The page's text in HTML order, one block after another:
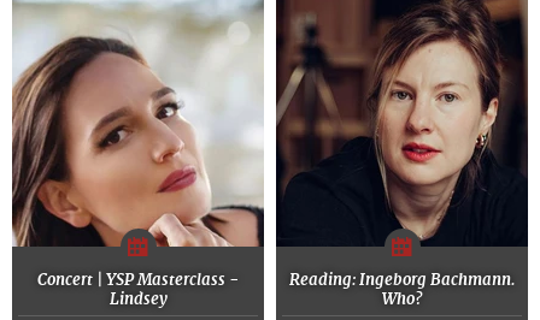
Concert | YSP Masterclass -
Lindsey
Reading: Ingeborg Bachmann.
Who?